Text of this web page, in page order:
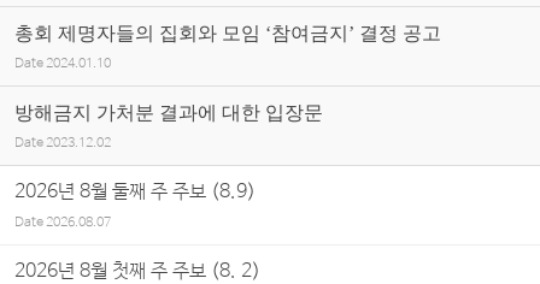
총회 제명자들의 집회와 모임 ‘참여금지’ 결정 공고
Date 2024.01.10
방해금지 가처분 결과에 대한 입장문
Date 2023.12.02
2026년 8월 둘째 주 주보 (8.9)
Date2026.08.07
2026년 8월 첫째 주 주보 (8. 2)